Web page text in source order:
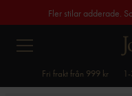
Fler stilar adderade.
Fri frakt från 999 kr